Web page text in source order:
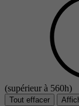
(supérieur à 560h)
Tout effacer